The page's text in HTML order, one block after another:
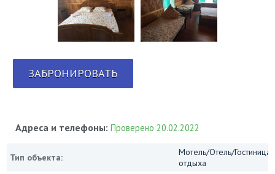
ЗАБРОНИРОВАТЬ
Адреса и телефоны:Проверено 20.02.2022
Тип объекта:
Мотель/Отель/
отдыха